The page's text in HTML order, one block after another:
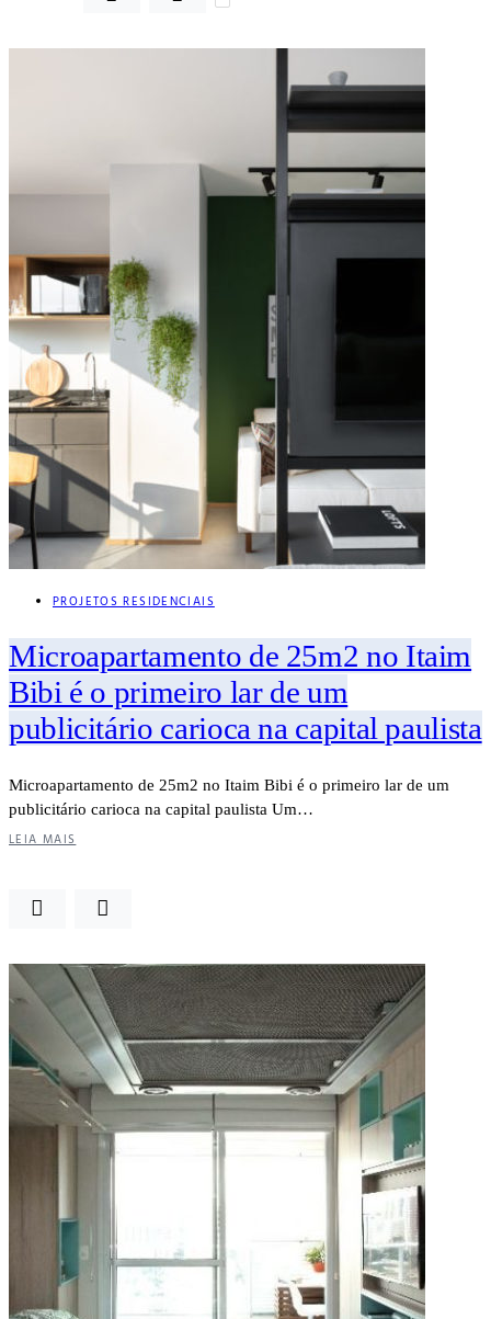
PROJETOS RESIDENCIAIS
Microapartamento de 25m2 no Itaim
Bibi é o primeiro lar de um
publicitário carioca na capital paulista
Microapartamento de 25m2 no Itaim Bibi é o primeiro lar de um
publicitário carioca na capital paulista Um…
LEIA MAIS